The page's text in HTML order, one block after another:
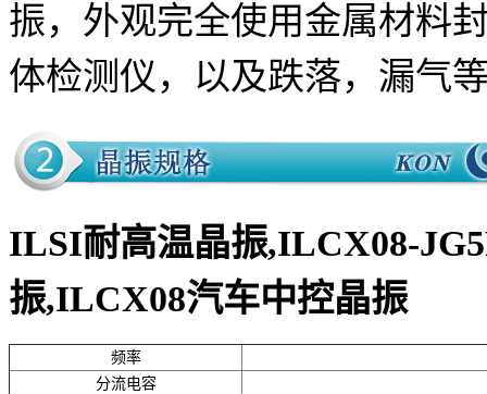
振，外观完全使用金属材料
体检测仪，以及跌落，漏气
ILSI耐高温晶振,ILCX08-
振,ILCX08汽车中控晶振
频率
分流电容